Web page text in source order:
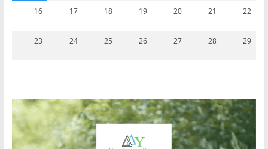
16 17 18 19 20 21 22
23 24 25 26 27 28 29